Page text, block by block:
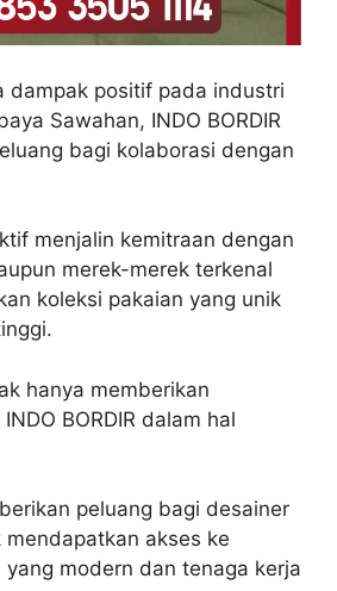
dampak positif pada industri
Sawahan, INDO BORDIR
bagi kolaborasi dengan
menjalin kemitraan dengan
merek-merek terkenal
koleksi pakaian yang unik
hanya memberikan
BORDIR dalam hal
peluang bagi desainer
akses ke
modern dan tenaga kerja